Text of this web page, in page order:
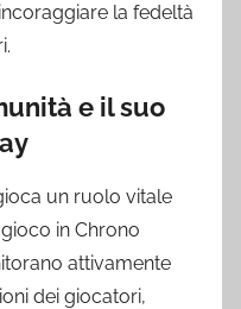
la fedeltà
e il suo
un ruolo vitale
in Chrono
attivamente
dei giocatori,